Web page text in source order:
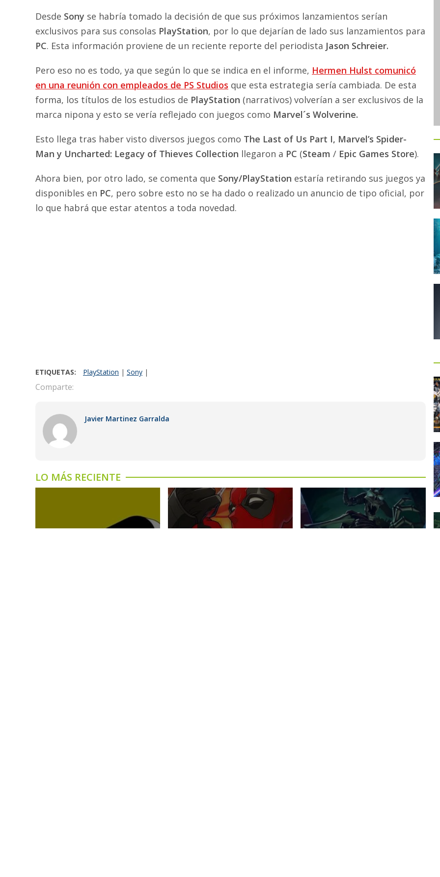
Desde Sony se habría tomado la decisión de que sus próximos lanzamientos serían
exclusivos para sus consolas PlayStation, por lo que dejarían de lado sus lanzamientos para
PC. Esta información proviene de un reciente reporte del periodista Jason Schreier.
Pero eso no es todo, ya que según lo que se indica en el informe, Hermen Hulst comunicó
en una reunión con empleados de PS Studios que esta estrategia sería cambiada. De esta
forma, los títulos de los estudios de PlayStation (narrativos) volverían a ser exclusivos de la
marca nipona y esto se vería reflejado con juegos como Marvel´s Wolverine.
Esto llega tras haber visto diversos juegos como The Last of Us Part I, Marvel’s Spider-
Man y Uncharted: Legacy of Thieves Collection llegaron a PC (Steam / Epic Games Store).
Ahora bien, por otro lado, se comenta que Sony/PlayStation estaría retirando sus juegos ya
disponibles en PC, pero sobre esto no se ha dado o realizado un anuncio de tipo oficial, por
lo que habrá que estar atentos a toda novedad.
ETIQUETAS: PlayStation | Sony |
Comparte:
Javier Martinez Garralda
LO MÁS RECIENTE